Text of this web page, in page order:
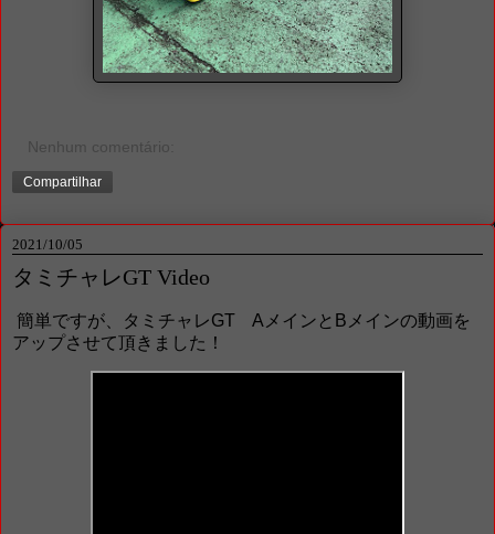
Nenhum comentário:
Compartilhar
2021/10/05
タミチャレGT Video
簡単ですが、タミチャレGT AメインとBメインの動画を
アップさせて頂きました！